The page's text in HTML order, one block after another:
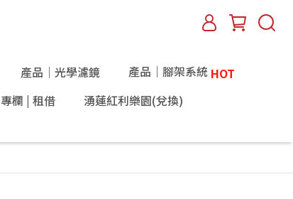
產品｜光學濾鏡 產品｜腳架系統HOT
專欄 | 租借
湧蓮紅利樂園(兌換)